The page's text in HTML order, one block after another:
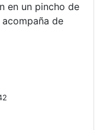
en un pincho de
de